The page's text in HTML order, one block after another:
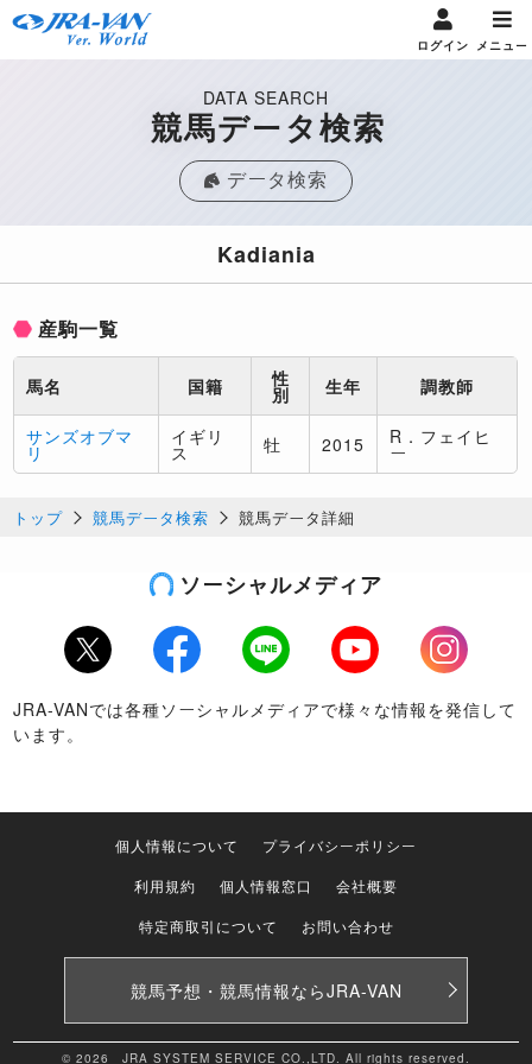
ログイン メニュー
DATA SEARCH
競馬データ検索
データ検索
Kadiania
産駒一覧
馬名 国籍 性
別 生年 調教師
サンズオブマ
リ
イギリ
ス 牡 2015 R．フェイヒ
ー
トップ 競馬データ検索 競馬データ詳細
ソーシャルメディア
Twitter Facebook LINE Youtube
Instagram
JRA-VANでは各種ソーシャルメディアで様々な情報を発信して
います。
個人情報について
プライバシーポリシー
利用規約
個人情報窓口
会社概要
特定商取引について
お問い合わせ
競馬予想・競馬情報ならJRA-VAN
© 2026 JRA SYSTEM SERVICE CO.,LTD. All rights reserved.